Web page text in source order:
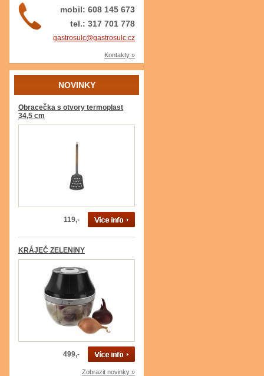
mobil: 608 145 673
tel.: 317 701 778
gastrosulc@gastrosulc.cz
Kontakty »
NOVINKY
Obracečka s otvory termoplast
34,5 cm
119,-
KRÁJEČ ZELENINY
499,-
Zobrazit novinky »